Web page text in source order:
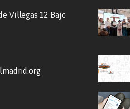
Villegas 12 Bajo